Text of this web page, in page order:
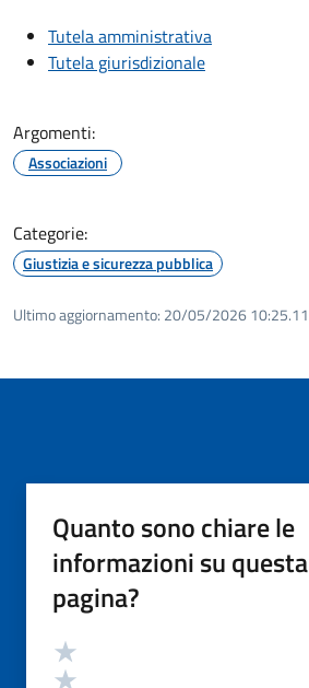
Tutela amministrativa
Tutela giurisdizionale
Argomenti:
Associazioni
Categorie:
Giustizia e sicurezza pubblica
Ultimo aggiornamento: 20/05/2026 10:25.11
Quanto sono chiare le
informazioni su questa
pagina?
Valutazione